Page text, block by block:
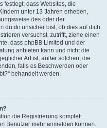
festlegt, dass Websites, die
unter 13 Jahren erheben,
des oder der
du dir unsicher bist, ob dies auf dich
versuchst, zutrifft, ziehe einen
dass phpBB Limited und der
anbieten kann und nicht die
Art ist; außer solchen, die
falls es Beschwerden oder
behandelt werden.
die Registrierung komplett
Benutzer mehr anmelden können.